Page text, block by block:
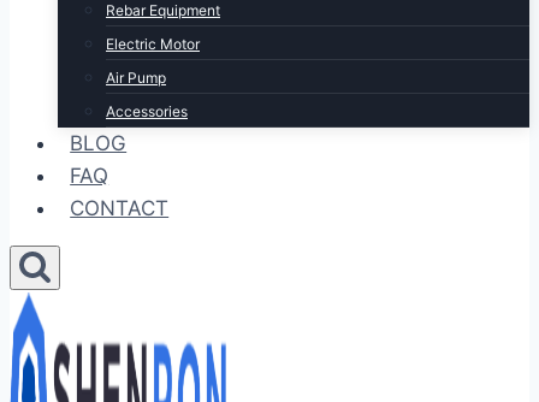
Rebar Equipment
Electric Motor
Air Pump
Accessories
BLOG
FAQ
CONTACT